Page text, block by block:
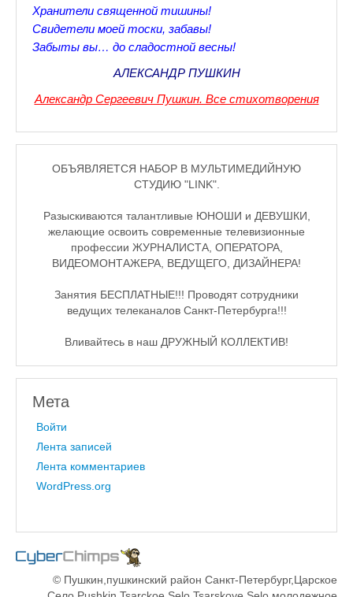
♪♫Все тексты новых песен★
♪♫Детские песенки★
♪♫Красивые стихи★
♪♫Песни Высоцкого★
♪♫Песни в стиле реп★
♪♫♪♫Романсы♪♫♪♫
♪♫Рассказы★
Top видео студии
Лучшее фото недели
Лучшее фото дня
Фотоссесия. Лучшие спортсмены.
От улыбки станет всем светлей
Настольный теннис в Пушкине Санкт-Петербург. Клубы и
Куда уходит детство
Хранители священной тишины!
Свидетели моей тоски, забавы!
Забыты вы… до сладостной весны!
АЛЕКСАНДР ПУШКИН
Александр Сергеевич Пушкин. Все стихотворения
ОБЪЯВЛЯЕТСЯ НАБОР В МУЛЬТИМЕДИЙНУЮ
СТУДИЮ "LINK".
Разыскиваются талантливые ЮНОШИ и ДЕВУШКИ,
желающие освоить современные телевизионные
профессии ЖУРНАЛИСТА, ОПЕРАТОРА,
ВИДЕОМОНТАЖЕРА, ВЕДУЩЕГО, ДИЗАЙНЕРА!
Занятия БЕСПЛАТНЫЕ!!! Проводят сотрудники
ведущих телеканалов Санкт-Петербурга!!!
Вливайтесь в наш ДРУЖНЫЙ КОЛЛЕКТИВ!
Мета
Войти
Лента записей
Лента комментариев
WordPress.org
© Пушкин,пушкинский район Санкт-Петербург,Царское